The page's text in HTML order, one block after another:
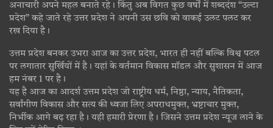
अनाचारी अपने महल बनाते रहे। किंतु अब विगत कुछ वर्षों में शब्ददंश “उल्टा
प्रदेश” कहे जाते रहे उत्तर प्रदेश ने अपनी उस छवि को वाकई उलट पलट कर
रख दिया है।
उत्तम प्रदेश बनकर उभरा आज का उत्तर प्रदेश, भारत ही नहीं बल्कि विश्व पटल
पर लगातार सुर्खियों में है। यहां के वर्तमान विकास मॉडल और सुशासन में आज
हम नंबर 1 पर है।
यह है आज का आदर्श उत्तम प्रदेश जो राष्ट्रीय धर्म, निष्ठा, न्याय, नैतिकता,
सर्वांगीण विकास और सत्य की ध्वजा लिए अपराधमुक्त, भ्रष्टाचार मुक्त,
निर्भीक आगे बढ़ रहा है। यही हमारी प्रेरणा है। जिसने उत्तम प्रदेश न्यूज लाने के